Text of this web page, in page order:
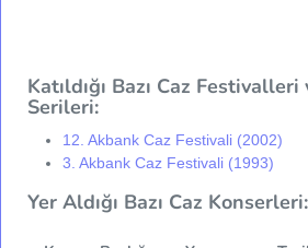
Katıldığı Bazı Caz
Serileri:
12. Akbank Caz Festivali (2002)
3. Akbank Caz Festivali (1993)
Yer Aldığı Bazı Caz Konserleri: